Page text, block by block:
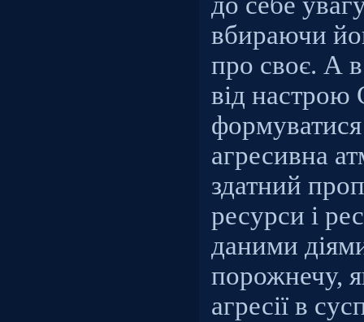
вбираючи
про своє. А в
від настрою
формуватися
агресивна
здатний
ресурси і
даними
порожнечу,
агресії в